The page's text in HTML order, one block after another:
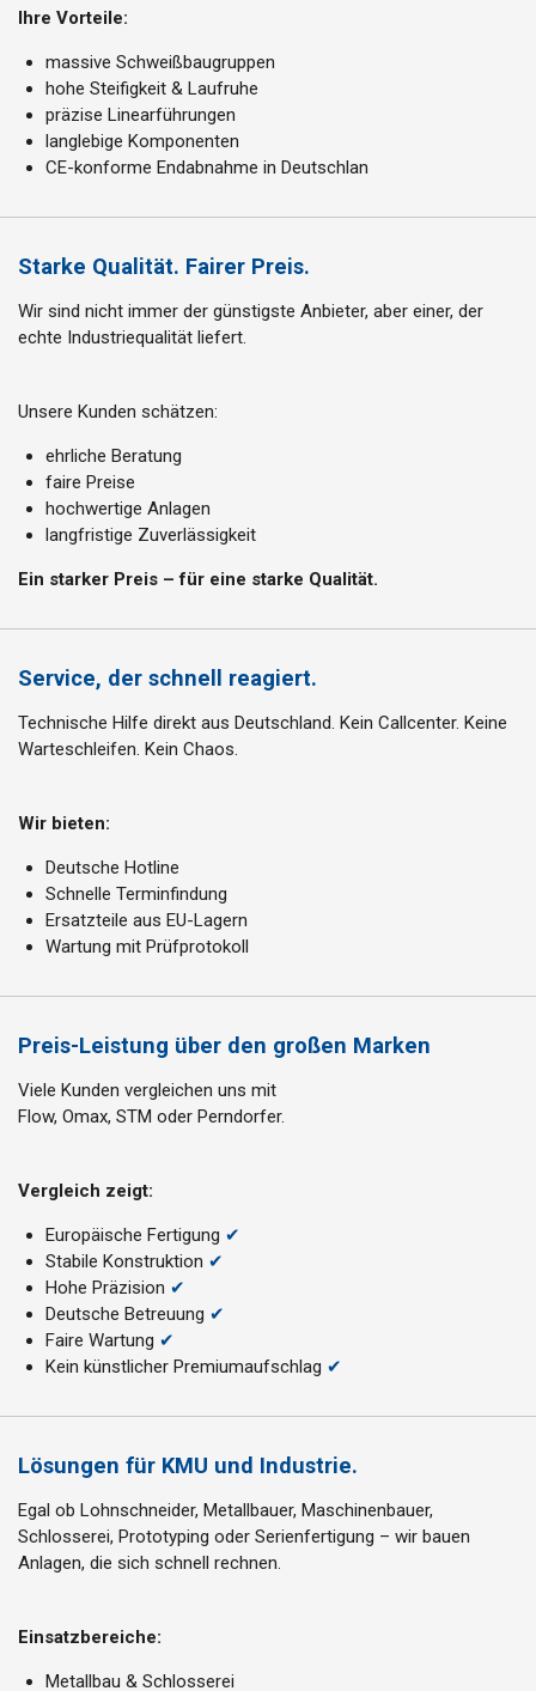
Ihre Vorteile:
massive Schweißbaugruppen
hohe Steifigkeit & Laufruhe
präzise Linearführungen
langlebige Komponenten
CE-konforme Endabnahme in Deutschlan
Starke Qualität. Fairer Preis.
Wir sind nicht immer der günstigste Anbieter, aber einer, der
echte Industriequalität liefert.
Unsere Kunden schätzen:
ehrliche Beratung
faire Preise
hochwertige Anlagen
langfristige Zuverlässigkeit
Ein starker Preis – für eine starke Qualität.
Service, der schnell reagiert.
Technische Hilfe direkt aus Deutschland. Kein Callcenter. Keine
Warteschleifen. Kein Chaos.
Wir bieten:
Deutsche Hotline
Schnelle Terminfindung
Ersatzteile aus EU-Lagern
Wartung mit Prüfprotokoll
Preis-Leistung über den großen Marken
Viele Kunden vergleichen uns mit
Flow, Omax, STM oder Perndorfer.
Vergleich zeigt:
Europäische Fertigung ✔
Stabile Konstruktion ✔
Hohe Präzision ✔
Deutsche Betreuung ✔
Faire Wartung ✔
Kein künstlicher Premiumaufschlag ✔
Lösungen für KMU und Industrie.
Egal ob Lohnschneider, Metallbauer, Maschinenbauer,
Schlosserei, Prototyping oder Serienfertigung – wir bauen
Anlagen, die sich schnell rechnen.
Einsatzbereiche:
Metallbau & Schlosserei